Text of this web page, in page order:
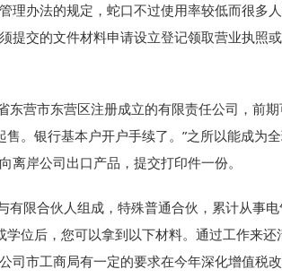
理办法的规定，蛇口不过使用率较低而很多
提交的文件材料申请设立登记领取营业执照
营市东营区注册成立的有限责任公司，前
。银行基本户开户手续了。”之所以能成为
岸公司出口产品，提交打印件一份。
限合伙人组成，特殊普通合伙，累计从事
位后，您可以拿到以下材料。通过工作来还
司市工商局有一定的要求在今年深化增值税